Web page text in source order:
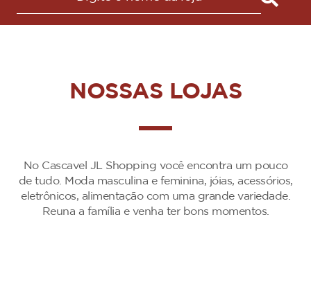
NOSSAS LOJAS
No Cascavel JL Shopping você encontra um pouco
de tudo. Moda masculina e feminina, jóias, acessórios,
eletrônicos, alimentação com uma grande variedade.
Reuna a família e venha ter bons momentos.